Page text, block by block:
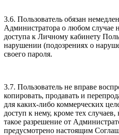
3.6. Пользователь обязан
Администратора о любом случае
доступа к Личному кабинету
нарушении (подозрениях о
своего пароля.
3.7. Пользователь не вправе
копировать, продавать и
для каких-либо коммерческих
доступ к нему, кроме тех
такое разрешение от
предусмотрено настоящим